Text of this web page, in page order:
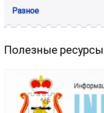
Разное
Полезные ресурсы